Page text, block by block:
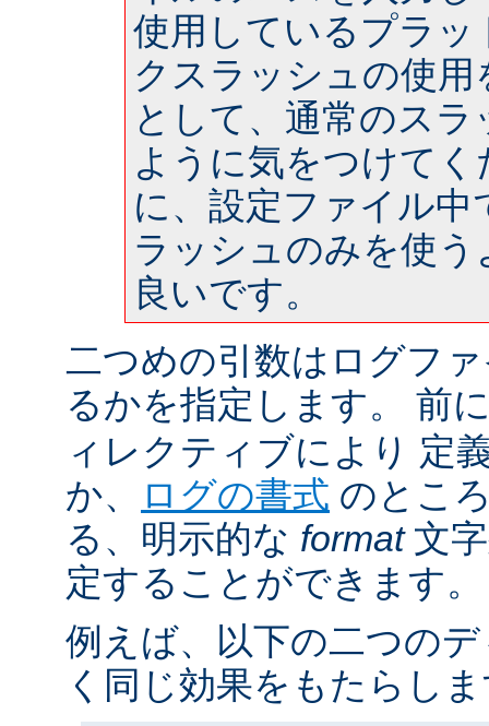
使用しているプラ
クスラッシュの使
として、通常のス
ように気をつけて
に、設定ファイル
ラッシュのみを使
良いです。
二つめの引数はログフ
るかを指定します。 前
ィレクティブにより 定
か、
ログの書式 のとこ
る、明示的な format文
定することができます。
例えば、以下の二つの
く同じ効果をもたらし